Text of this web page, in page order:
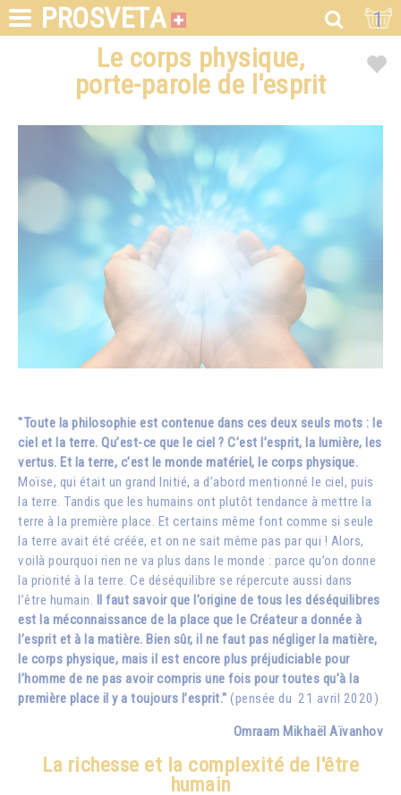
PROSVETA 1
Le corps physique,
porte-parole de l'esprit
"Toute la philosophie est contenue dans ces deux seuls mots : le
ciel et la terre. Qu’est-ce que le ciel ? C’est l’esprit, la lumière, les
vertus. Et la terre, c’est le monde matériel, le corps physique.
Moïse, qui était un grand Initié, a d’abord mentionné le ciel, puis
la terre. Tandis que les humains ont plutôt tendance à mettre la
terre à la première place. Et certains même font comme si seule
la terre avait été créée, et on ne sait même pas par qui ! Alors,
voilà pourquoi rien ne va plus dans le monde : parce qu’on donne
la priorité à la terre. Ce déséquilibre se répercute aussi dans
l’être humain. Il faut savoir que l’origine de tous les déséquilibres
est la méconnaissance de la place que le Créateur a donnée à
l’esprit et à la matière. Bien sûr, il ne faut pas négliger la matière,
le corps physique, mais il est encore plus préjudiciable pour
l’homme de ne pas avoir compris une fois pour toutes qu’à la
première place il y a toujours l’esprit." (pensée du 21 avril 2020)
Omraam Mikhaël Aïvanhov
La richesse et la complexité de l'être
humain